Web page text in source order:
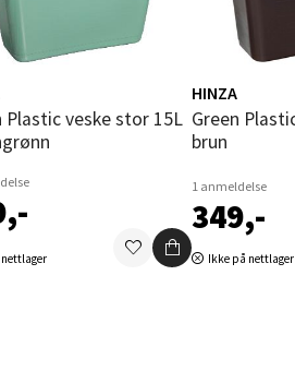
HINZA
Green Plastic veske stor 15 L
brun
1 anmeldelse
349,-
Ikke på nettlager
Senter Malmporten